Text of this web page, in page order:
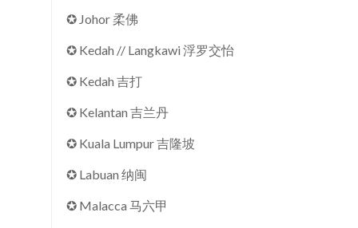
✪ Johor 柔佛
✪ Kedah // Langkawi 浮罗交怡
✪ Kedah 吉打
✪ Kelantan 吉兰丹
✪ Kuala Lumpur 吉隆坡
✪ Labuan 纳闽
✪ Malacca 马六甲